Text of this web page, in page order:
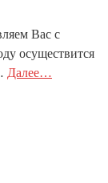
Вас с
осуществится
Далее…